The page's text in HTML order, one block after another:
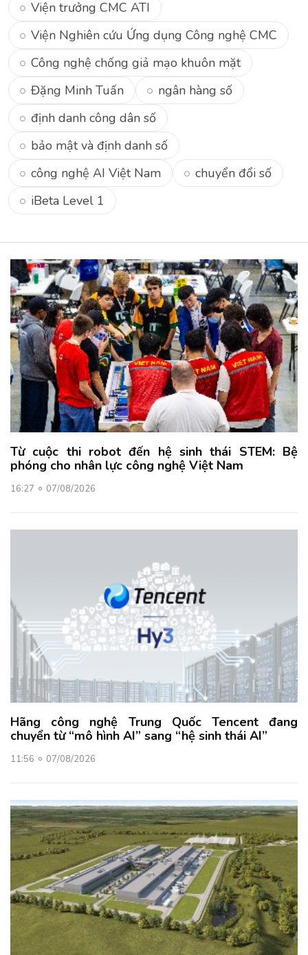
Viện trưởng CMC ATI
Viện Nghiên cứu Ứng dụng Công nghệ CMC
Công nghệ chống giả mạo khuôn mặt
Đặng Minh Tuấn
ngân hàng số
định danh công dân số
bảo mật và định danh số
công nghệ AI Việt Nam
chuyển đổi số
iBeta Level 1
Từ cuộc thi robot đến hệ sinh thái STEM: Bệ
phóng cho nhân lực công nghệ Việt Nam
16:27 07/08/2026
Hãng công nghệ Trung Quốc Tencent đang
chuyển từ “mô hình AI” sang “hệ sinh thái AI”
11:56 07/08/2026